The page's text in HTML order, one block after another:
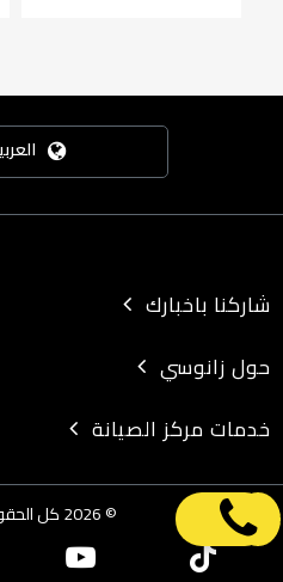
شاركنا باخبارك
حول زانوسي
خدمات مركز الصيانة
© 2026 كل الحقوق محفوظة